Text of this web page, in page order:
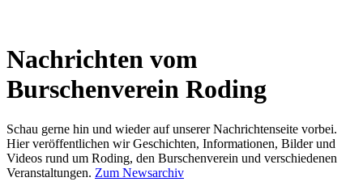
Nachrichten vom
Burschenverein Roding
Schau gerne hin und wieder auf unserer Nachrichtenseite vorbei.
Hier veröffentlichen wir Geschichten, Informationen, Bilder und
Videos rund um Roding, den Burschenverein und verschiedenen
Veranstaltungen. Zum Newsarchiv